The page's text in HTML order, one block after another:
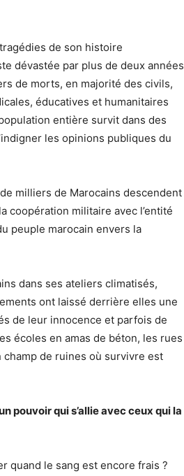
de son histoire
dévastée par plus de deux années
de morts, en majorité des civils,
éducatives et humanitaires
entière survit dans des
les opinions publiques du
milliers de Marocains descendent
coopération militaire avec l’entité
peuple marocain envers la
dans ses ateliers climatisés,
ont laissé derrière elles une
de leur innocence et parfois de
écoles en amas de béton, les rues
de ruines où survivre est
pouvoir qui s’allie avec ceux qui la
quand le sang est encore frais ?